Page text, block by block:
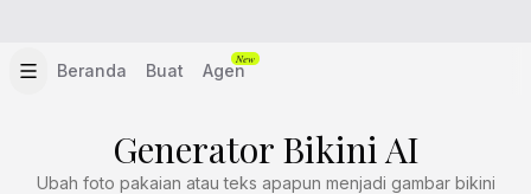
Beranda Buat Agen
New
Generator Bikini AI
Ubah foto pakaian atau teks apapun menjadi gambar bikini